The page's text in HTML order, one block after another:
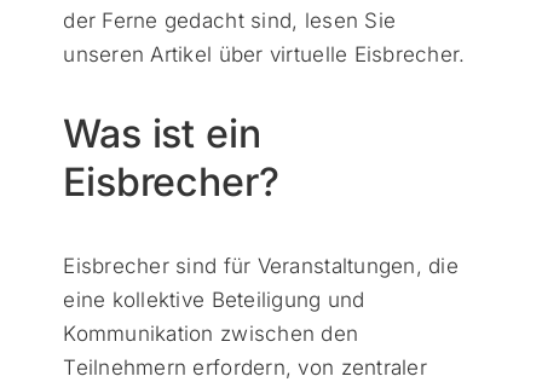
der Ferne gedacht sind, lesen Sie
unseren Artikel über virtuelle Eisbrecher.
Was ist ein
Eisbrecher?
Eisbrecher sind für Veranstaltungen, die
eine kollektive Beteiligung und
Kommunikation zwischen den
Teilnehmern erfordern, von zentraler